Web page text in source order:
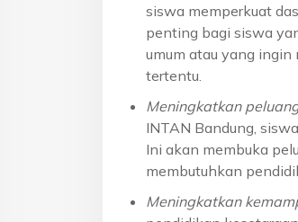
siswa memperkuat
penting bagi siswa
umum atau yang
tertentu.
Meningkatkan
INTAN Bandung,
Ini akan membuka
membutuhkan
Meningkatkan